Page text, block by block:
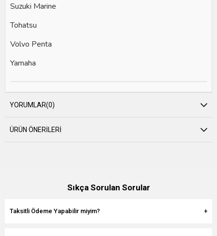
Suzuki Marine
Tohatsu
Volvo Penta
Yamaha
YORUMLAR(0)
ÜRÜN ÖNERILERI
Sıkça Sorulan Sorular
Taksitli Ödeme Yapabilir miyim?